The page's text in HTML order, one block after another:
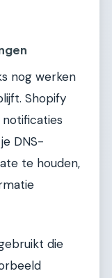
nog werken
Shopify
DNS-
te houden,
die